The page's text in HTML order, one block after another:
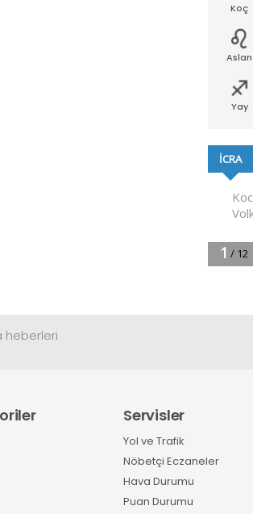
Koç
Aslan
Yay
heberleri
Servisler
Yol ve Trafik
Nöbetçi Eczaneler
Hava Durumu
Puan Durumu